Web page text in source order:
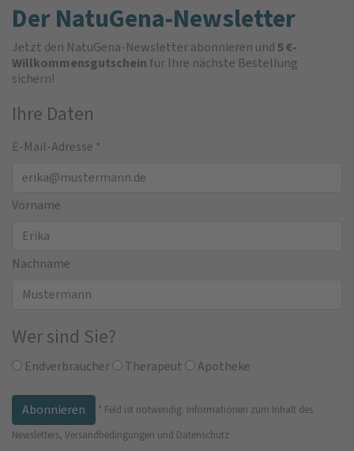
Der NatuGena-Newsletter
Jetzt den NatuGena-Newsletter abonnieren und5 €-
Willkommensgutschein für Ihre nächste Bestellung
sichern!
Ihre Daten
E-Mail-Adresse *
Vorname
Nachname
Wer sind Sie?
Endverbraucher Therapeut Apotheke
* Feld ist notwendig. Informationen zum Inhalt des
Newsletters, Versandbedingungen und Datenschutz